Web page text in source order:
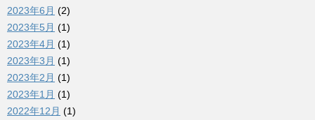
2023年6月 (2)
2023年5月 (1)
2023年4月 (1)
2023年3月 (1)
2023年2月 (1)
2023年1月 (1)
2022年12月 (1)